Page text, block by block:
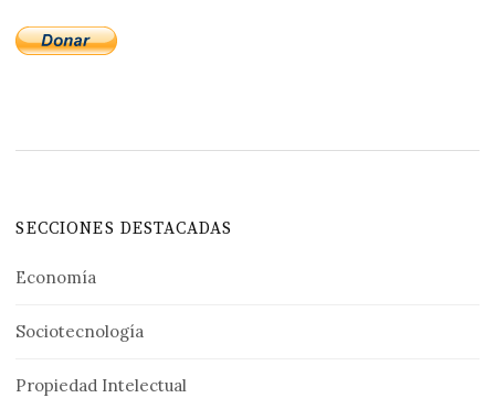
SECCIONES DESTACADAS
Economía
Sociotecnología
Propiedad Intelectual